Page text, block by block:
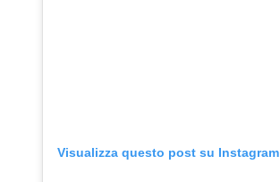
Visualizza questo post su Instagram